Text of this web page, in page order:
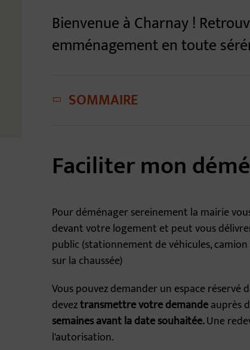
Bienvenue à Charnay !
emménagement en toute
SOMMAIRE
Faciliter mon
Pour déménager sereinement la mairie
devant votre logement et peut vous
public (stationnement de véhicules,
sur la chaussée)
Vous pouvez demander un espace
deveztransmettre votre demandeauprès
semaines avant la date souhaitée.Une
l'autorisation.